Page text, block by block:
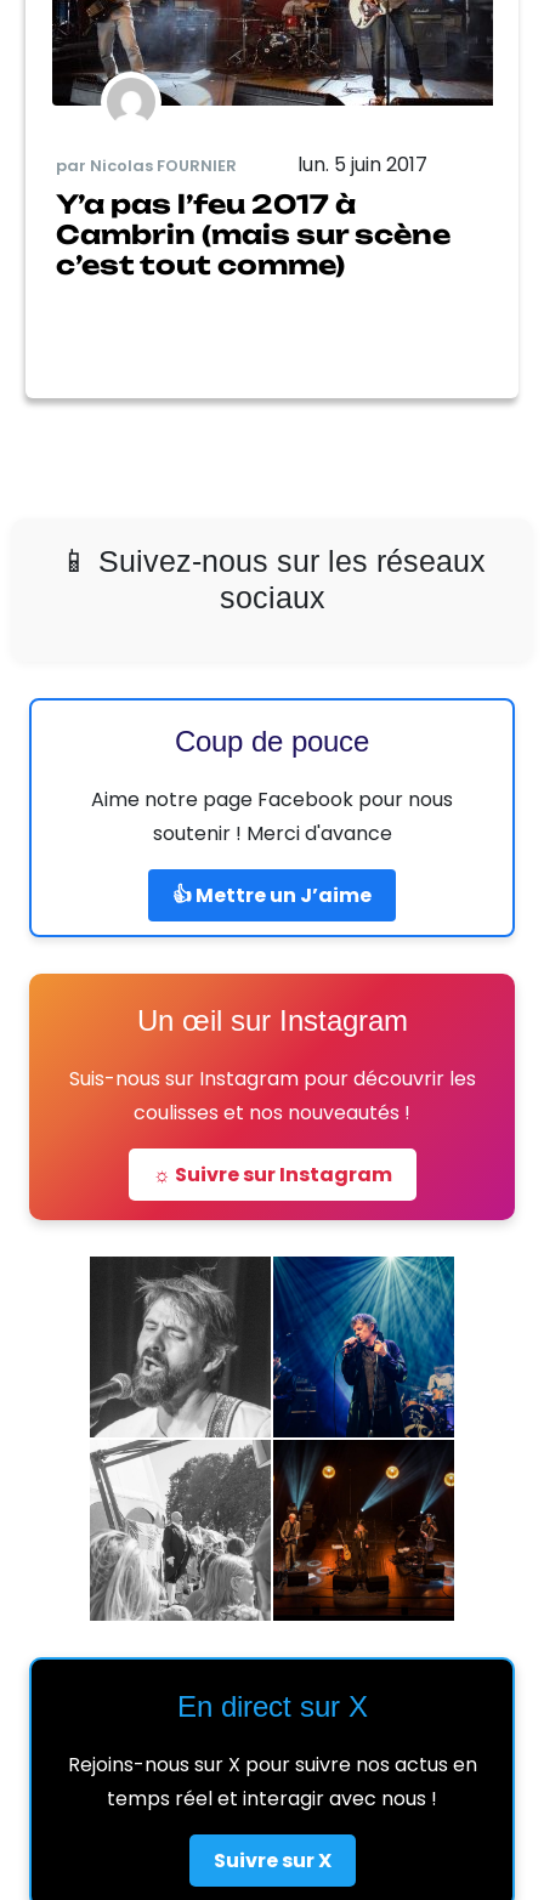
par Nicolas FOURNIER lun. 5 juin 2017
Y’a pas l’feu 2017 à
Cambrin (mais sur scène
c’est tout comme)
📱 Suivez-nous sur les réseaux
sociaux
Coup de pouce
Aime notre page Facebook pour nous
soutenir ! Merci d'avance
👍 Mettre un J’aime
Un œil sur Instagram
Suis-nous sur Instagram pour découvrir les
coulisses et nos nouveautés !
☼ Suivre sur Instagram
En direct sur X
Rejoins-nous sur X pour suivre nos actus en
temps réel et interagir avec nous !
Suivre sur X